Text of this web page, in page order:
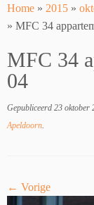
to
content
Home » 2015 »
» MFC 34
MFC 34
04
Gepubliceerd 23 oktober
Apeldoorn
← Vorige